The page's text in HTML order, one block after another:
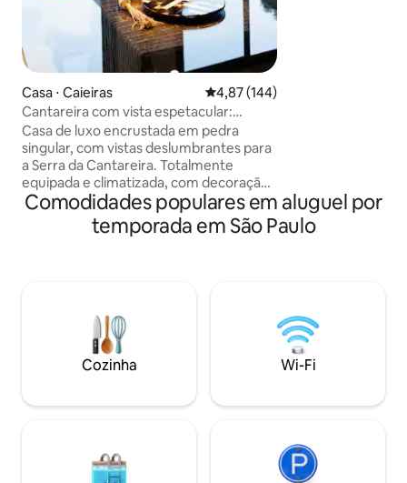
Casa ⋅ Caieiras 4,87 de uma avaliação média de
4,87 (144)
Cantareira com vista espetacular:
natureza & luxo
Casa de luxo encrustada em pedra
singular, com vistas deslumbrantes para
a Serra da Cantareira. Totalmente
equipada e climatizada, com decoração
sofisticada, lareira, biblioteca, espaço
exclusivo de trabalho, deck com jacuzzi,
churrasqueira. Suíte master romântica
solicitamos que entre em contato
conosco pelo Airbnb para consultar os
valores e regras aplicáveis.
Comodidades populares em aluguel por
temporada em São Paulo
Cozinha Wi-Fi